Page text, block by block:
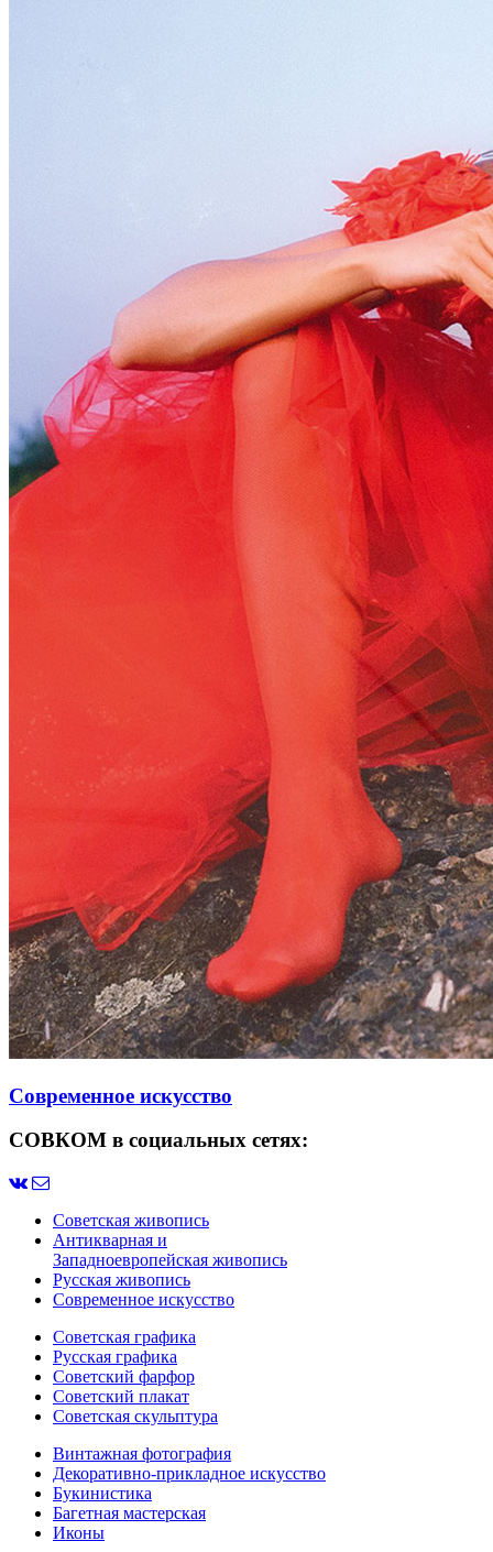
Современное искусство
СОВКОМ в социальных сетях:
Советская живопись
Антикварная и
Западноевропейская живопись
Русская живопись
Современное искусство
Советская графика
Русская графика
Советский фарфор
Советский плакат
Советская скульптура
Винтажная фотография
Декоративно-прикладное искусство
Букинистика
Багетная мастерская
Иконы